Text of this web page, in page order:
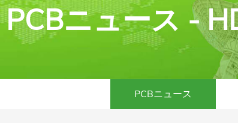
PCBニュース -
PCBニュース